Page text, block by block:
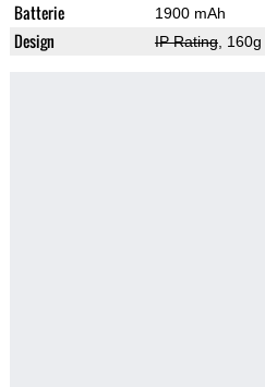
Batterie 1900 mAh
Design IP Rating, 160g